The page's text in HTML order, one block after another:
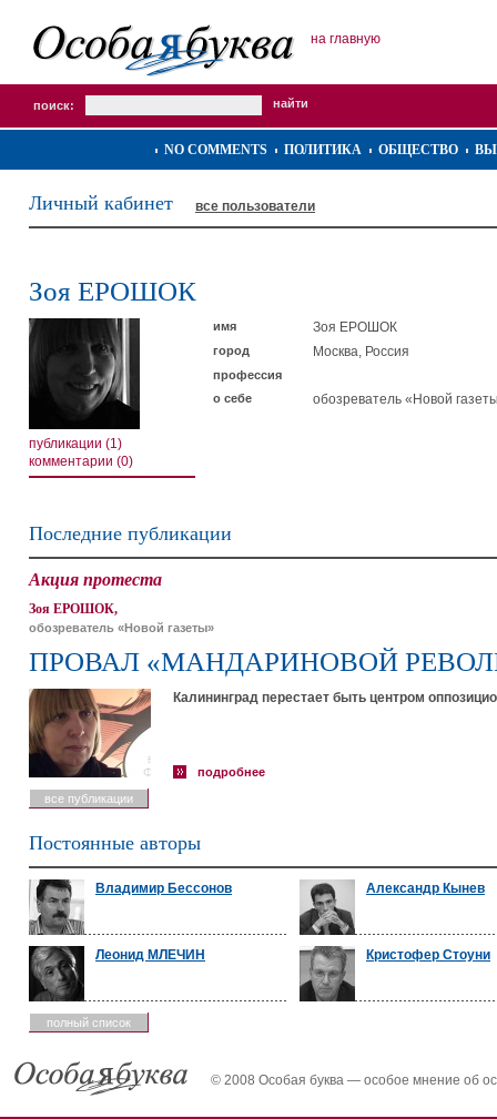
на главную
поиск:
NO COMMENTS ПОЛИТИКА ОБЩЕСТВО
Личный кабинет все пользователи
Зоя ЕРОШОК
публикации (1)
комментарии (0)
имя Зоя ЕРОШОК
город Москва, Россия
профессия
о себе
обозреватель «Новой
Последние публикации
Акция протеста
Зоя ЕРОШОК,
обозреватель «Новой газеты»
ПРОВАЛ «МАНДАРИНОВОЙ
Калининград перестает быть центром
подробнее
все публикации
Постоянные авторы
Владимир Бессонов Александр Кынев
Леонид МЛЕЧИН Кристофер Стоуни
полный список
© 2008 Особая буква — особое мнение об